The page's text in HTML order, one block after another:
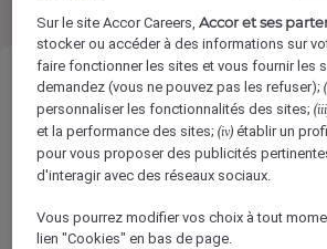
Assistant General Manager
Votre nom*
Sur le site Accor Careers,Accor et ses
stocker ou accéder à des informations sur
faire fonctionner les sites et vous fournir les
demandez (vous ne pouvez pas les refuser);
personnaliser les fonctionnalités des sites;
et la performance des sites;(iv) établir un
pour vous proposer des publicités
d'interagir avec des réseaux sociaux.
Vous pourrez modifier vos choix à tout
lien "Cookies" en bas de page.